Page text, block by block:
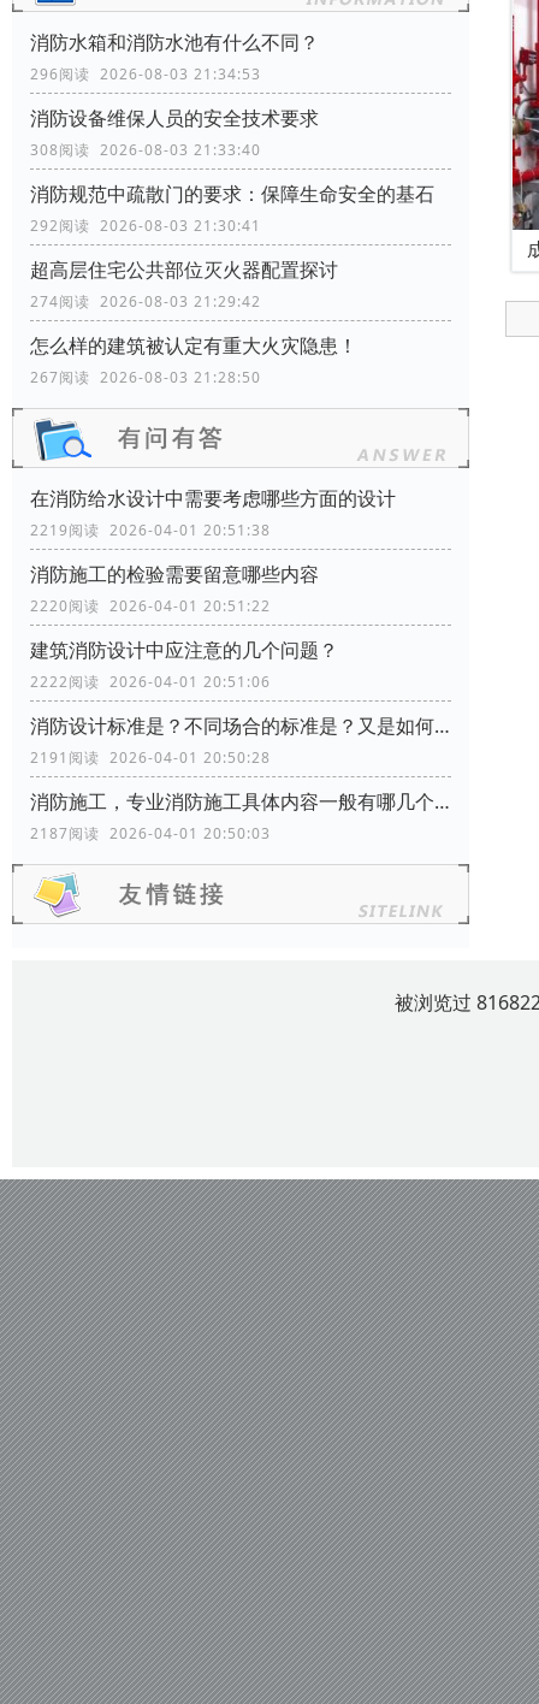
消防水箱和消防水池有什么不同？
296阅读 2026-08-03 21:34:53
消防设备维保人员的安全技术要求
308阅读 2026-08-03 21:33:40
消防规范中疏散门的要求：保障生命安全的基石
292阅读 2026-08-03 21:30:41
超高层住宅公共部位灭火器配置探讨
274阅读 2026-08-03 21:29:42
怎么样的建筑被认定有重大火灾隐患！
267阅读 2026-08-03 21:28:50
在消防给水设计中需要考虑哪些方面的设计
2219阅读 2026-04-01 20:51:38
消防施工的检验需要留意哪些内容
2220阅读 2026-04-01 20:51:22
建筑消防设计中应注意的几个问题？
2222阅读 2026-04-01 20:51:06
消防设计标准是？不同场合的标准是？又是如何分类的？
2191阅读 2026-04-01 20:50:28
消防施工，专业消防施工具体内容一般有哪几个方面？
2187阅读 2026-04-01 20:50:03
被浏览过